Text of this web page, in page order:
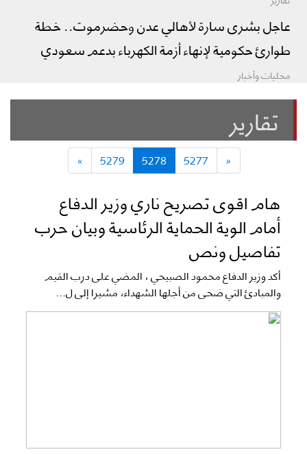
عاجل بشرى سارة لأهالي عدن وحضرموت.. خطة
طوارئ حكومية لإنهاء أزمة الكهرباء بدعم سعودي
محليات وأخبار
تقارير
«
5277
5278
5279
»
هام اقوى تصريح ناري وزير الدفاع
أمام الوية الحماية الرئاسية وبيان حرب
تفاصيل ونص
أكد وزير الدفاع محمود الصبيحي ، المضي على درب القيم
والمبادئ التي ضحى من أجلها الشهداء، مشيرا إلى ل...